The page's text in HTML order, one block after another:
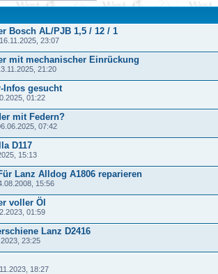
Bosch AL/PJB 1,5 / 12 / 1
23:07
mit mechanischer Einrückung
21:20
Infos gesucht
01:22
mit Federn?
07:42
D117
15:13
Lanz Alldog A1806 reparieren
15:56
voller Öl
01:59
Lanz D2416
23:25
18:27